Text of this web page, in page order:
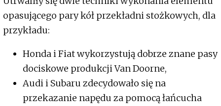
opasującego pary kół przekładni stożkowych, dla
przykładu:
Honda i Fiat wykorzystują dobrze znane pasy
dociskowe produkcji Van Doorne,
Audi i Subaru zdecydowało się na
przekazanie napędu za pomocą łańcucha